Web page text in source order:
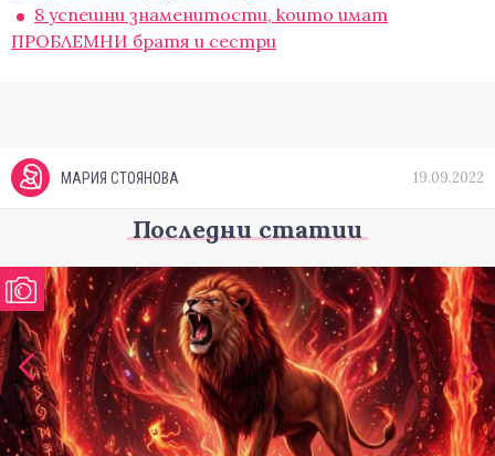
8 успешни знаменитости, които имат
ПРОБЛЕМНИ братя и сестри
МАРИЯ СТОЯНОВА 19.09.2022
Последни статии